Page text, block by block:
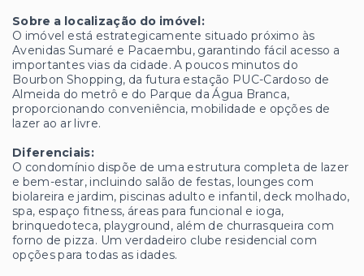
Sobre a localização do imóvel:
O imóvel está estrategicamente situado próximo às
Avenidas Sumaré e Pacaembu, garantindo fácil acesso a
importantes vias da cidade. A poucos minutos do
Bourbon Shopping, da futura estação PUC-Cardoso de
Almeida do metrô e do Parque da Água Branca,
proporcionando conveniência, mobilidade e opções de
lazer ao ar livre.
Diferenciais:
O condomínio dispõe de uma estrutura completa de lazer
e bem-estar, incluindo salão de festas, lounges com
biolareira e jardim, piscinas adulto e infantil, deck molhado,
spa, espaço fitness, áreas para funcional e ioga,
brinquedoteca, playground, além de churrasqueira com
forno de pizza. Um verdadeiro clube residencial com
opções para todas as idades.